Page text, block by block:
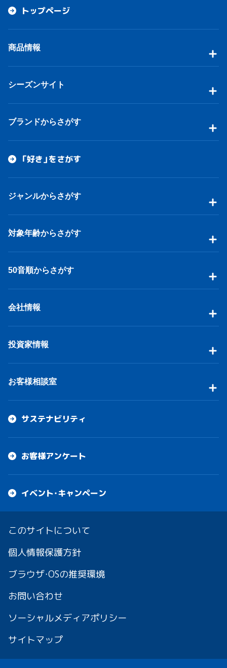
トップページ
商品情報
シーズンサイト
ブランドからさがす
「好き」をさがす
ジャンルからさがす
対象年齢からさがす
50音順からさがす
会社情報
投資家情報
お客様相談室
サステナビリティ
お客様アンケート
イベント・キャンペーン
このサイトについて
個人情報保護方針
ブラウザ・OSの推奨環境
お問い合わせ
ソーシャルメディアポリシー
サイトマップ